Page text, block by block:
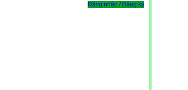
Đăng nhập / Đăng ký